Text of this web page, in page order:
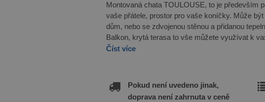
Montovaná chata TOULOUSE, to je především
vaše přátele, prostor pro vaše koníčky. Může
dům, nebo se zdvojenou stěnou a přidanou
Balkon, krytá terasa to vše můžete využívat k
Číst více
Pokud není uvedeno jinak,
doprava není zahrnuta v ceně